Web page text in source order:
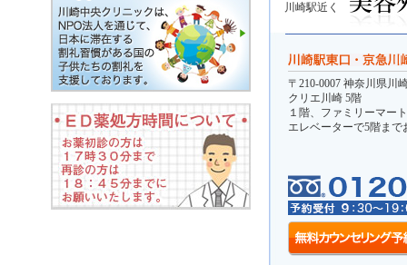
川崎駅近く
〒210-0007 神奈川県川
クリエ川崎 5階
１階、ファミリーマー
エレベーターで5階まで